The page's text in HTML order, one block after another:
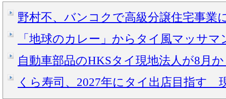
野村不、バンコクで高級分譲住宅事業
「地球のカレー」からタイ風マッサマ
自動車部品のHKSタイ現地法人が8月
くら寿司、2027年にタイ出店目指す